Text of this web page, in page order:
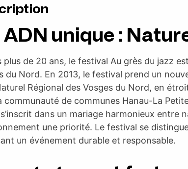
ADN unique :
plus de 20 ans, le festival Au grès du jazz
du Nord. En 2013, le festival prend un
Régional des Vosges du Nord, en
communauté de communes Hanau-La
dans un mariage harmonieux entre
une priorité. Le festival se
un événement durable et responsable.